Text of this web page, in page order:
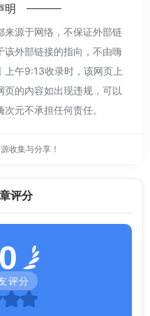
明
来源于网络，不保证外部链
该外部链接的指向，不由嗨
午9:13收录时，该网页上
的内容如出现违规，可以
元不承担任何责任。
收集与分享！
评分
评分